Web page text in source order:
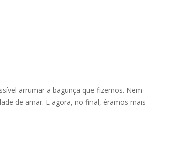
arrumar a bagunça que fizemos. Nem
de amar. E agora, no final, éramos mais